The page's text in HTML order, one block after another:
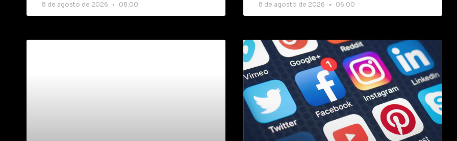
8 de agosto de 2026 08:00 8 de agosto de 2026 06:00